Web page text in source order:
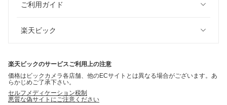
ご利用ガイド
楽天ビック
楽天ビックのサービスご利用上の注意
価格はビックカメラ各店舗、他のECサイトとは異なる場合がございます。あ
らかじめご了承下さい。
セルフメディケーション税制
悪質な偽サイトにご注意ください